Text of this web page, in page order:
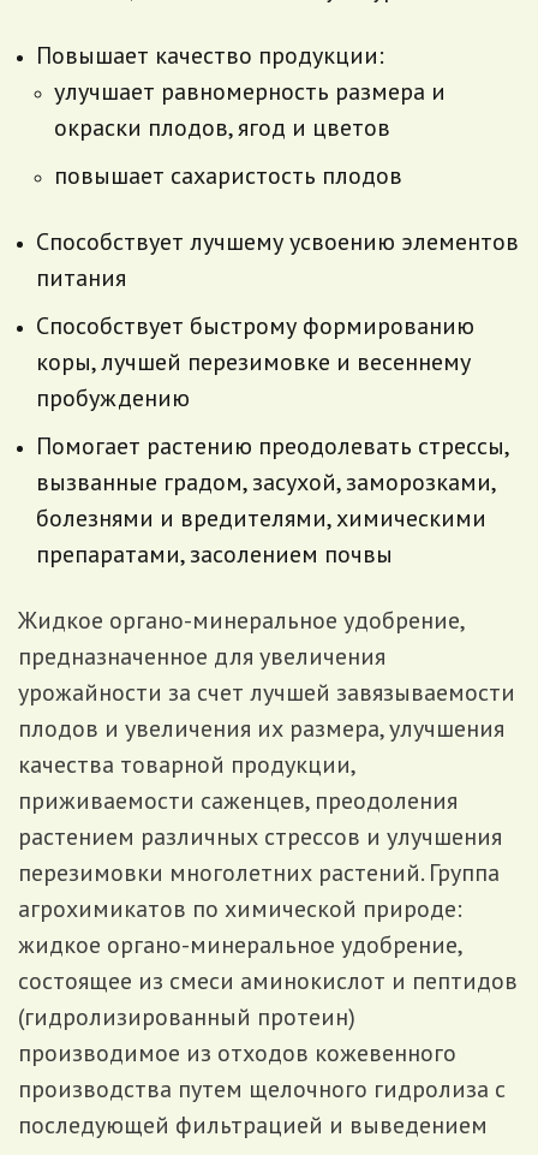
Повышает качество продукции:
улучшает равномерность размера и
окраски плодов, ягод и цветов
повышает сахаристость плодов
Способствует лучшему усвоению элементов
питания
Способствует быстрому формированию
коры, лучшей перезимовке и весеннему
пробуждению
Помогает растению преодолевать стрессы,
вызванные градом, засухой, заморозками,
болезнями и вредителями, химическими
препаратами, засолением почвы
Жидкое органо-минеральное удобрение,
предназначенное для увеличения
урожайности за счет лучшей завязываемости
плодов и увеличения их размера, улучшения
качества товарной продукции,
приживаемости саженцев, преодоления
растением различных стрессов и улучшения
перезимовки многолетних растений. Группа
агрохимикатов по химической природе:
жидкое органо-минеральное удобрение,
состоящее из смеси аминокислот и пептидов
(гидролизированный протеин)
производимое из отходов кожевенного
производства путем щелочного гидролиза с
последующей фильтрацией и выведением